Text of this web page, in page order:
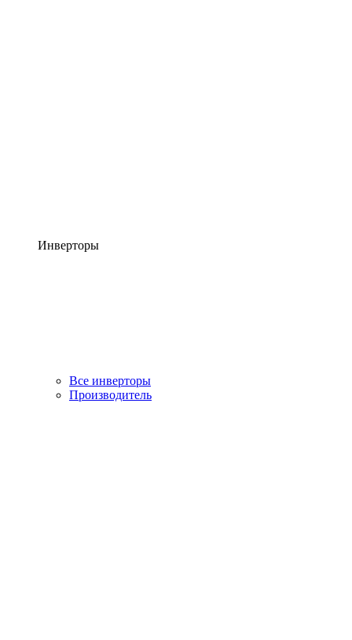
Инверторы
Все инверторы
Производитель